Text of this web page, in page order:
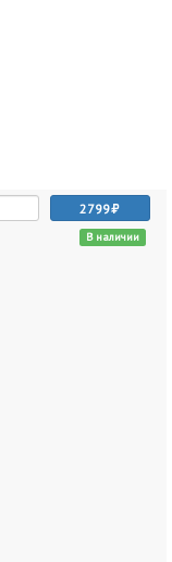
2799
В наличии